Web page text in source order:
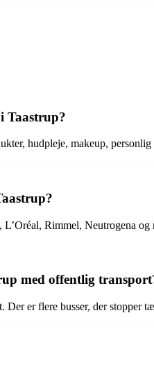
Taastrup?
hudpleje, makeup, personlig
Rimmel, Neutrogena og
med offentlig
er flere busser, der stopper